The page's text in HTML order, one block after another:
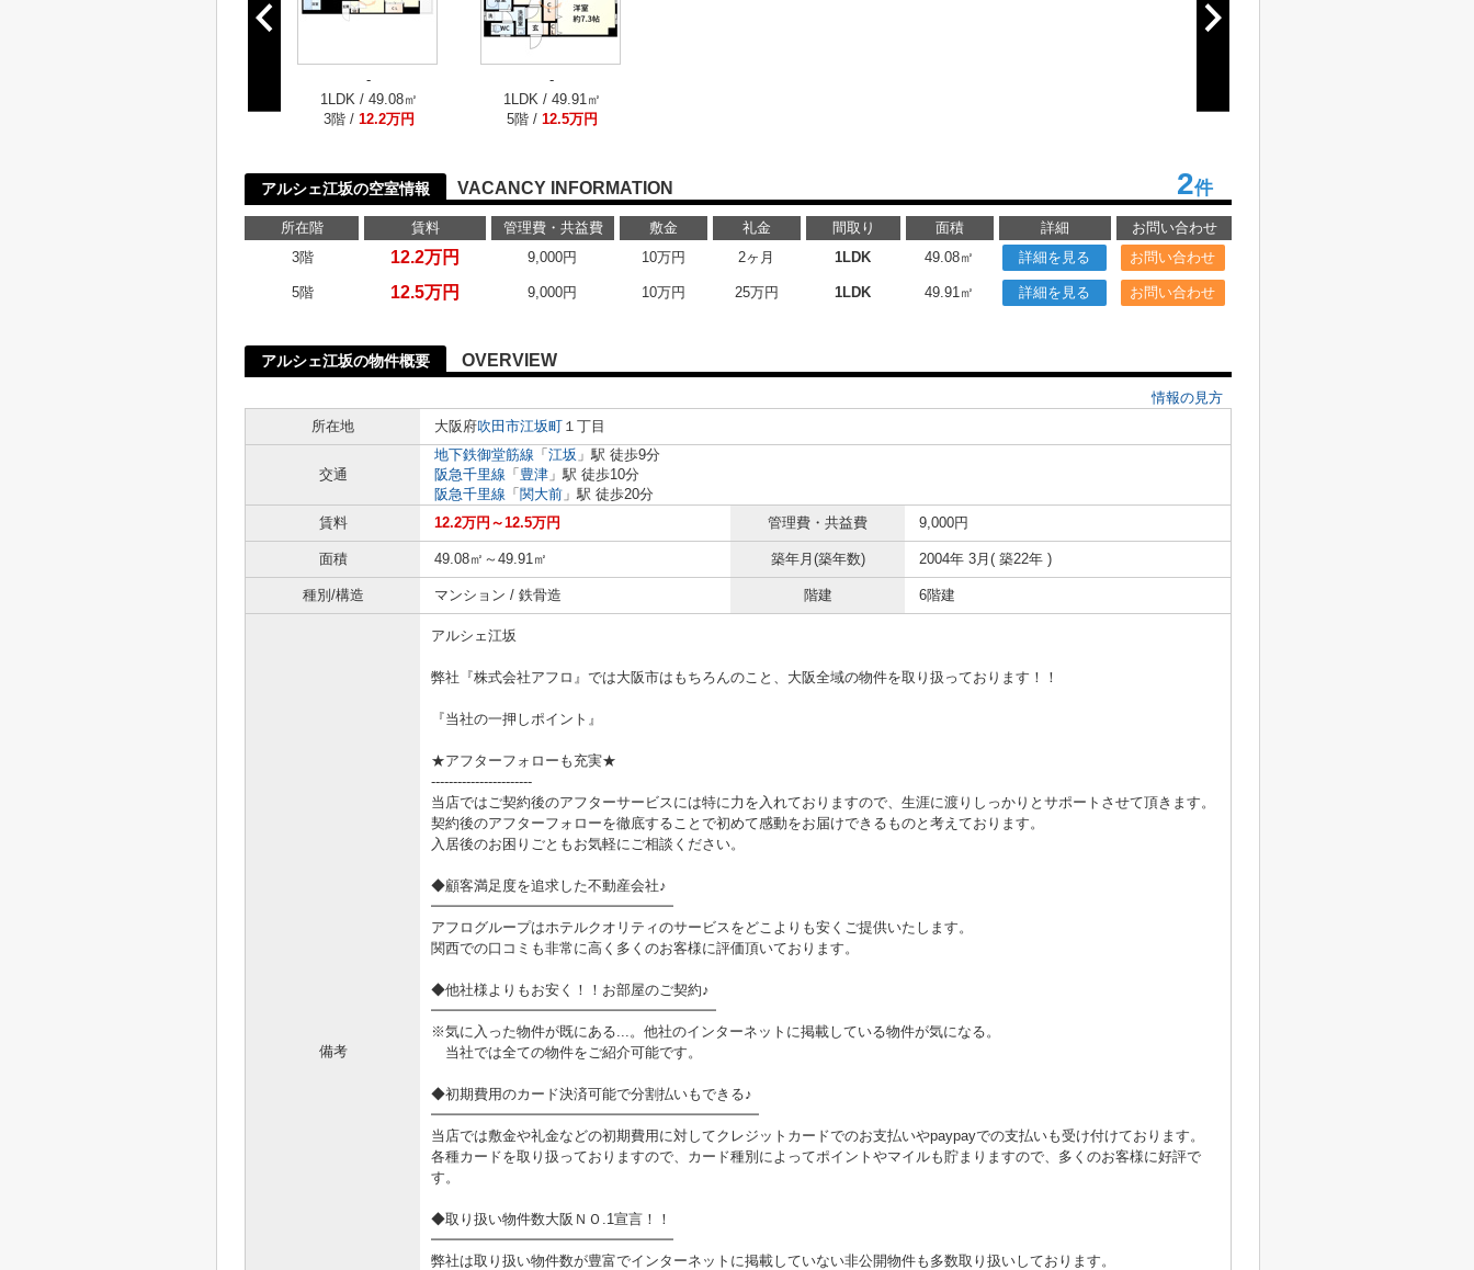
-
1LDK / 49.08㎡
3階 / 12.2万円
-
1LDK / 49.91㎡
5階 / 12.5万円
アルシェ江坂の空室情報 VACANCY INFORMATION 2件
所在階 賃料 管理費・共益費 敷金 礼金 間取り 面積 詳細
お問い合わせ
3階
12.2万円 9,000円 10万円 2ヶ月 1LDK 49.08㎡ 詳細を見る お問い合わせ
5階 12.5万円 9,000円 10万円 25万円 1LDK 49.91㎡ 詳細を見る お問い合わせ
アルシェ江坂の物件概要 OVERVIEW
情報の見方
所在地
大阪府吹田市江坂町 １丁目
交通
地下鉄御堂筋線 「 江坂 」駅 徒歩9分
阪急千里線 「 豊津 」駅 徒歩10分
阪急千里線 「 関大前 」駅 徒歩20分
賃料
12.2万円～12.5万円 管理費・共益費 9,000円
面積 49.08㎡～49.91㎡ 築年月(築年数) 2004年 3月( 築22年 )
種別/構造 マンション / 鉄骨造 階建 6階建
備考
アルシェ江坂
弊社『株式会社アフロ』では大阪市はもちろんのこと、大阪全域の物件を取り扱っております！！
『当社の一押しポイント』
★アフターフォローも充実★
-----------------------
当店ではご契約後のアフターサービスには特に力を入れておりますので、生涯に渡りしっかりとサポートさせて頂きます。
契約後のアフターフォローを徹底することで初めて感動をお届けできるものと考えております。
入居後のお困りごともお気軽にご相談ください。
◆顧客満足度を追求した不動産会社♪
━━━━━━━━━━━━━━━━━
アフログループはホテルクオリティのサービスをどこよりも安くご提供いたします。
関西での口コミも非常に高く多くのお客様に評価頂いております。
◆他社様よりもお安く！！お部屋のご契約♪
━━━━━━━━━━━━━━━━━━━━
※気に入った物件が既にある...。他社のインターネットに掲載している物件が気になる。
当社では全ての物件をご紹介可能です。
◆初期費用のカード決済可能で分割払いもできる♪
━━━━━━━━━━━━━━━━━━━━━━━
当店では敷金や礼金などの初期費用に対してクレジットカードでのお支払いやpaypayでの支払いも受け付けております。
各種カードを取り扱っておりますので、カード種別によってポイントやマイルも貯まりますので、多くのお客様に好評で
す。
◆取り扱い物件数大阪ＮＯ.1宣言！！
━━━━━━━━━━━━━━━━━
弊社は取り扱い物件数が豊富でインターネットに掲載していない非公開物件も多数取り扱いしております。